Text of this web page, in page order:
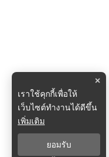
×
เราใช้คุกกี้เพื่อให้
เว็บไซต์ทำงานได้ดีขึ้น
เพิ่มเติม
ยอมรับ